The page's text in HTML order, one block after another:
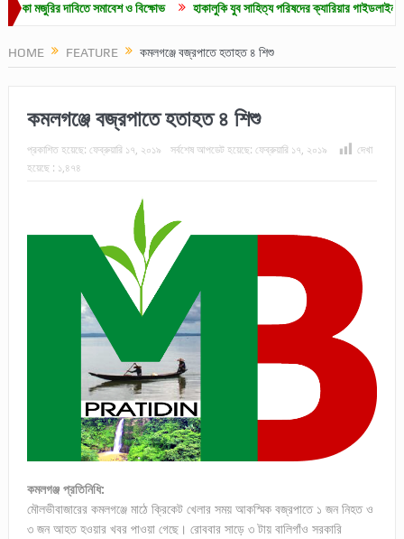
দাবিতে সমাবেশ ও বিক্ষোভ হাকালুকি যুব সাহিত্য পরিষদের ক্যারিয়ার গাইডলাইন ও
HOME FEATURE কমলগঞ্জে বজ্রপাতে হতাহত ৪ শিশু
কমলগঞ্জে বজ্রপাতে হতাহত ৪ শিশু
প্রকাশিত হয়েছে: ফেব্রুয়ারি ১৭, ২০১৯ সর্বশেষ আপডেট হয়েছে: ফেব্রুয়ারি ১৭, ২০১৯
দেখা
হয়েছে : ১,৪৭৪
কমলগঞ্জ প্রতিনিধি:
মৌলভীবাজারের কমলগঞ্জে মাঠে ক্রিকেট খেলার সময় আকস্মিক বজ্রপাতে ১ জন নিহত ও
৩ জন আহত হওয়ার খবর পাওয়া গেছে। রোববার সাড়ে ৩ টায় বালিগাঁও সরকারি